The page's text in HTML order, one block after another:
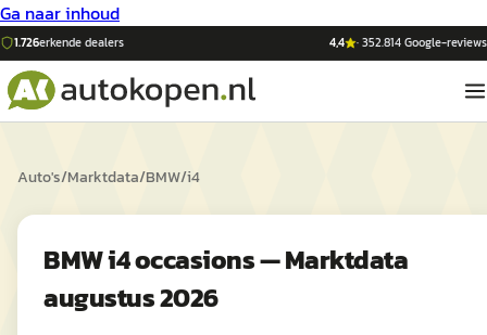
Ga naar inhoud
1.726erkende dealers 4,4 ·352.814Google-reviews
Auto's/Marktdata/BMW/i4
BMW i4 occasions — Marktdata
augustus 2026